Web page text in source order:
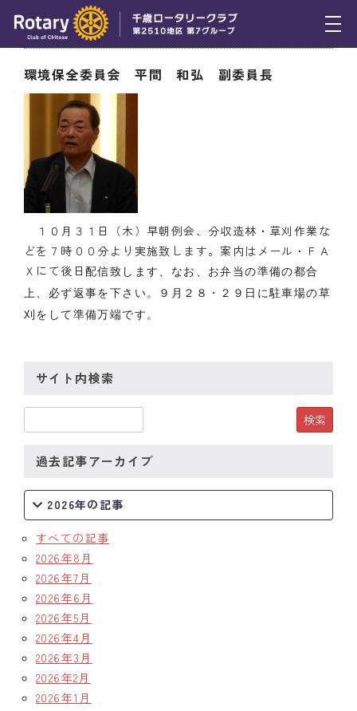
トピックス
例会報告
活動報告
理事会報告
スケジュール
年間プログラム
組織図
クラブの歴史
記念誌
案内
例会場・事務局の案内
リンク集
情報公開
入会のご案内
10月3日（木） 委員会報告（２）
環境保全委員会 平間 和弘 副委員長
１０月３１日（木）早朝例会、分収造林・草刈作業な
どを７時００分より実施致します。案内はメール・ＦＡ
Ｘにて後日 配信致します、なお、お弁当の準備の都合
上、必ず返事を下さい。９月２８・２９日に駐車場の草
刈をして準備万端です。
サイト内検索
過去記事アーカイブ
2026年の記事
すべての記事
2026年8月
2026年7月
2026年6月
2026年5月
2026年4月
2026年3月
2026年2月
2026年1月